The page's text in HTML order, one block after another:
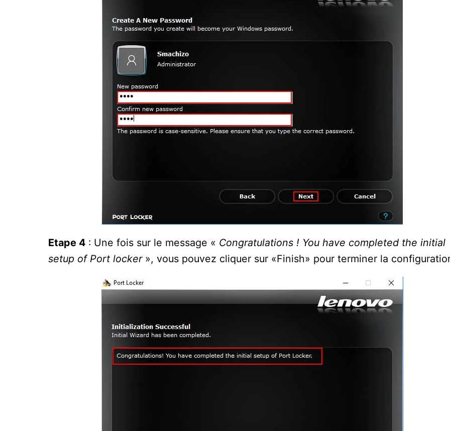
Etape 4 : Une fois sur le message « Congratulations ! You have completed the initial
setup of Port locker», vous pouvez cliquer sur «Finish» pour terminer la